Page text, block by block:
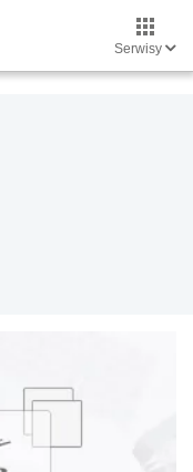
Serwisy